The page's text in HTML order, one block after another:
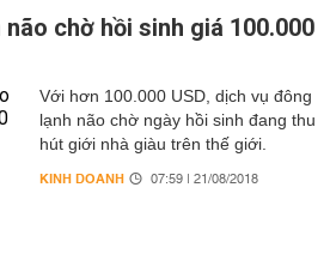
chờ hồi sinh giá 100.000
Với hơn 100.000 USD, dịch vụ đông
lạnh não chờ ngày hồi sinh đang thu
hút giới nhà giàu trên thế giới.
KINH DOANH 07:59 | 21/08/2018